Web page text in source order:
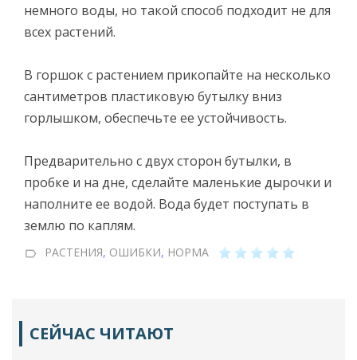
немного воды, но такой способ подходит не для
всех растений.
В горшок с растением прикопайте на несколько
сантиметров пластиковую бутылку вниз
горлышком, обеспечьте ее устойчивость.
Предварительно с двух сторон бутылки, в
пробке и на дне, сделайте маленькие дырочки и
наполните ее водой. Вода будет поступать в
землю по каплям.
РАСТЕНИЯ, ОШИБКИ, НОРМА
СЕЙЧАС ЧИТАЮТ